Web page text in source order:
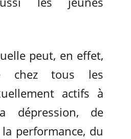
peut, en effet,
chez tous les
actifs à
dépression, de
la performance, du